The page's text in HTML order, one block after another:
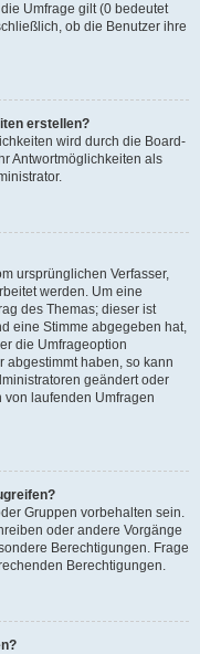
Umfrage gilt (0 bedeutet
ob die Benutzer ihre
erstellen?
wird durch die Board-
Antwortmöglichkeiten als
ursprünglichen Verfasser,
werden. Um eine
des Themas; dieser ist
eine Stimme abgegeben hat,
die Umfrageoption
abgestimmt haben, so kann
geändert oder
laufenden Umfragen
Gruppen vorbehalten sein.
oder andere Vorgänge
Berechtigungen. Frage
Berechtigungen.